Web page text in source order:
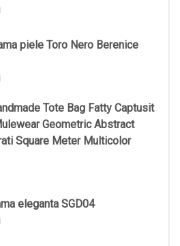
piele Toro Nero Berenice
Tote Bag Fatty Captusit
Geometric Abstract
Square Meter Multicolor
eleganta SGD04